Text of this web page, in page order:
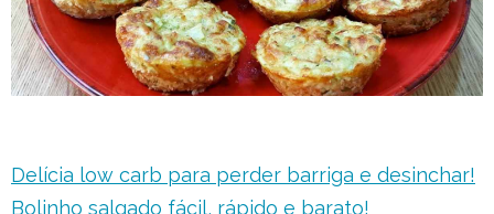
Delícia low carb para perder barriga e desinchar!
Bolinho salgado fácil, rápido e barato!